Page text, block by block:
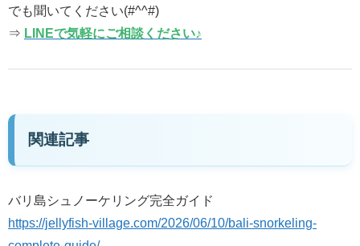
でも聞いてください(#^^#)
⇒ LINEで気軽にご相談ください♪
関連記事
バリ島シュノーケリング完全ガイド
https://jellyfish-village.com/2026/06/10/bali-snorkeling-